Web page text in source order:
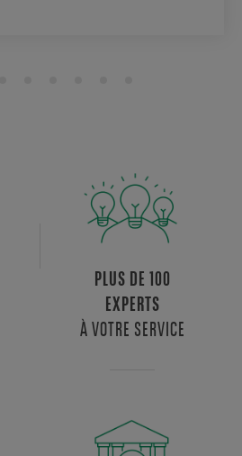
PLUS DE 100
EXPERTS
À VOTRE SERVICE